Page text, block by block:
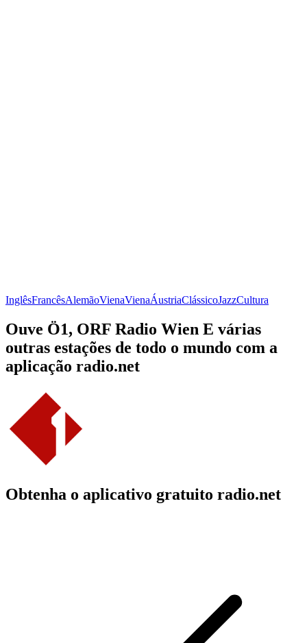
InglêsFrancêsAlemãoVienaVienaÁustriaClássicoJazzCultura
Ouve Ö1, ORF Radio Wien E várias
outras estações de todo o mundo com a
aplicação radio.net
Obtenha o aplicativo gratuito radio.net